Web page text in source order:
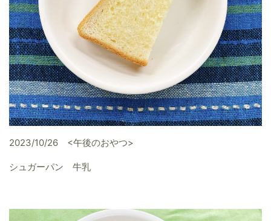
2023/10/26 <午後のおやつ>
シュガーパン 牛乳